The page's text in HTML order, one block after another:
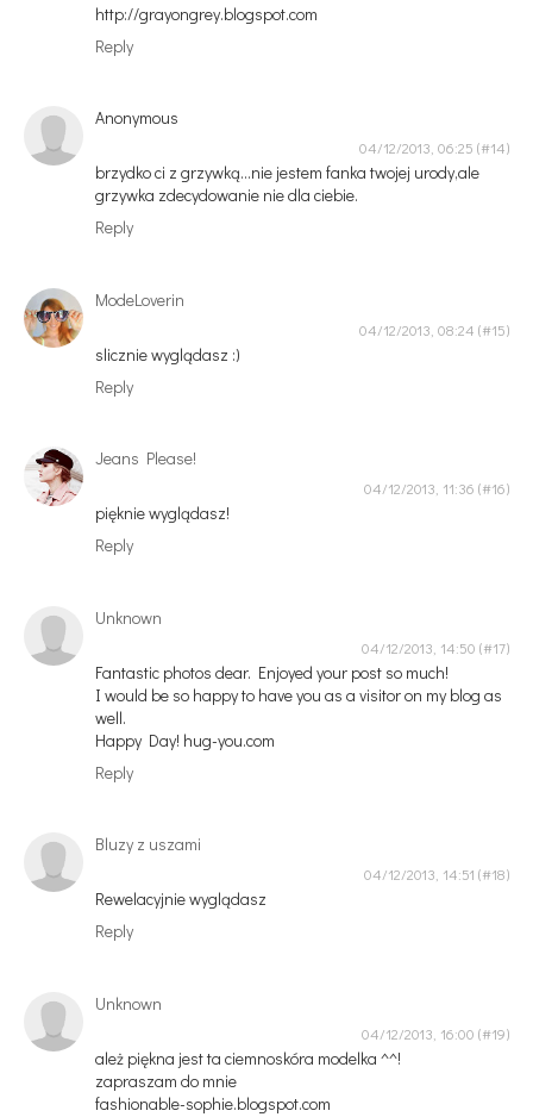
http://grayongrey.blogspot.com
Reply
Anonymous
04/12/2013, 06:25
brzydko ci z grzywką...nie jestem fanka twojej urody,ale
grzywka zdecydowanie nie dla ciebie.
Reply
ModeLoverin
04/12/2013, 08:24
slicznie wyglądasz :)
Reply
Jeans Please!
04/12/2013, 11:36
pięknie wyglądasz!
Reply
Unknown
04/12/2013, 14:50
Fantastic photos dear. Enjoyed your post so much!
I would be so happy to have you as a visitor on my blog as
well.
Happy Day! hug-you.com
Reply
Bluzy z uszami
04/12/2013, 14:51
Rewelacyjnie wyglądasz
Reply
Unknown
04/12/2013, 16:00
ależ piękna jest ta ciemnoskóra modelka ^^!
zapraszam do mnie
fashionable-sophie.blogspot.com